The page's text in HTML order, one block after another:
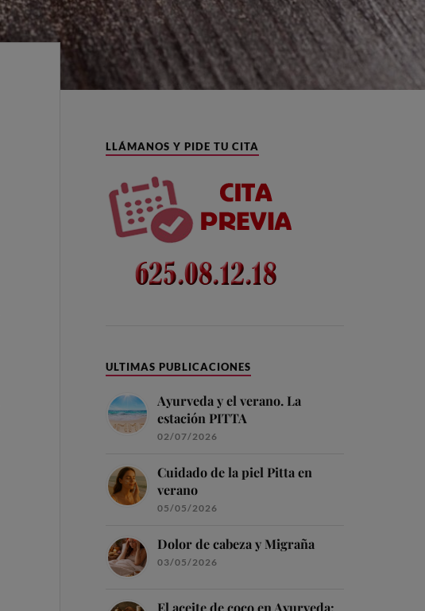
LLÁMANOS Y PIDE TU CITA
ULTIMAS PUBLICACIONES
Ayurveda y el verano. La
estación PITTA
02/07/2026
Cuidado de la piel Pitta en
verano
05/05/2026
Dolor de cabeza y Migraña
03/05/2026
El aceite de coco en Ayurveda: